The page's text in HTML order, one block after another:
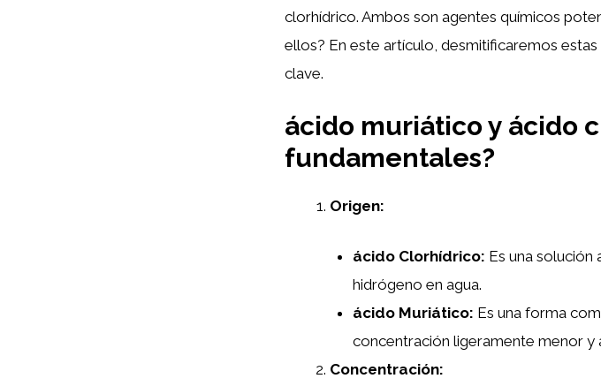
clorhídrico. Ambos son agentes químicos
ellos? En este artículo, desmitificaremos
clave.
ácido muriático y ácido
fundamentales?
Origen:
ácido Clorhídrico: Es una
hidrógeno en agua.
ácido Muriático: Es una forma
concentración ligeramente menor y
Concentración: